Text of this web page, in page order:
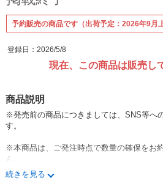
予約販売の商品です（出荷予定：2026年9月上
登録日：2026/5/8
現在、この商品は販売し
商品説明
※発売前の商品につきましては、SNS等へ
す。
※本商品は、ご発注時点で数量の確保をお
ん。
※本商品はメーカーによる見込み生産品の
注文をいただいた場合、ご用意可能な数量
続きを見る